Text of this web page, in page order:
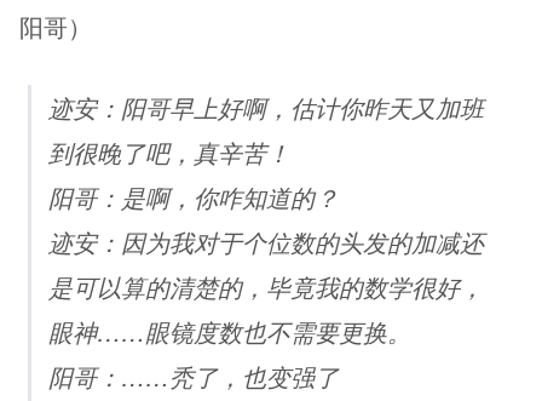
阳哥）
迹安：阳哥早上好啊，估计你昨天又加班
到很晚了吧，真辛苦！
阳哥：是啊，你咋知道的？
迹安：因为我对于个位数的头发的加减还
是可以算的清楚的，毕竟我的数学很好，
眼神……眼镜度数也不需要更换。
阳哥：……秃了，也变强了